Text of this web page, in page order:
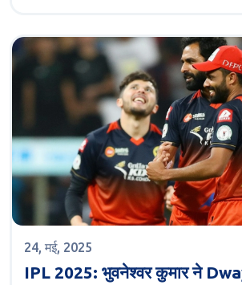
24, मई, 2025
IPL 2025: भुवनेश्वर कुमार ने